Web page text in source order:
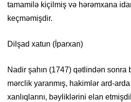
tamamilə kiçilmiş və hərəmxana
keçməmişdir.
Dilşad xatun (İparxan)
Nadir şahın (1747) qətlindən sonra
mərclik yaranmış, hakimlər ard-
xanlıqlarını, bəyliklərini elan